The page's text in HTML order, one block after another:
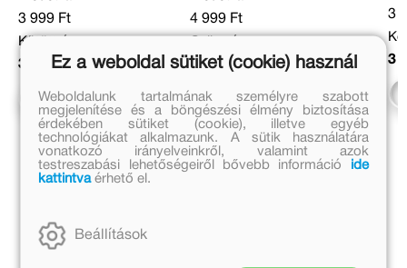
3 999 Ft
Kötött ár:
3 599 Ft
Kosárba
4 999 Ft
4 099 Ft
Kosárba
3
3
Ez a weboldal sütiket (cookie) használ
Weboldalunk tartalmának személyre szabott
megjelenítése és a böngészési élmény biztosítása
érdekében sütiket (cookie), illetve egyéb
technológiákat alkalmazunk. A sütik használatára
vonatkozó irányelveinkről, valamint azok
testreszabási lehetőségeiről bővebb információ
ide
kattintvaérhető el.
Beállítások